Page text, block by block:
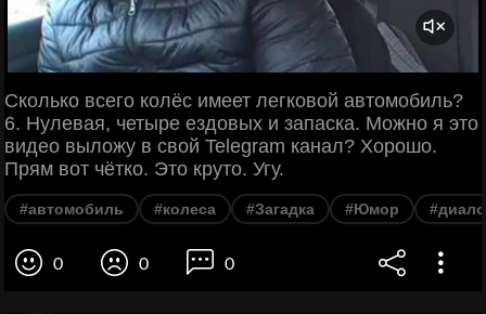
Сколько всего колёс имеет легковой автомобиль?
6. Нулевая, четыре ездовых и запаска. Можно я это
видео выложу в свой Telegram канал? Хорошо.
Прям вот чётко. Это круто. Угу.
#автомобиль #колеса #Загадка #Юмор
0 0 0